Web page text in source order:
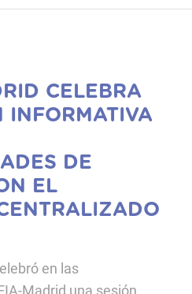
CELEBRA
INFORMATIVA
DE
EL
en las
Madrid una sesión